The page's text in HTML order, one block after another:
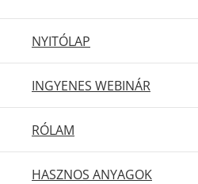
NYITÓLAP
INGYENES WEBINÁR
RÓLAM
HASZNOS ANYAGOK